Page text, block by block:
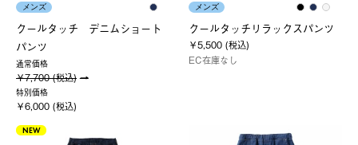
メンズ
クールタッチ デニムショート
パンツ
通常価格
￥7,700 (税込)
特別価格
￥6,000 (税込)
メンズ
クールタッチリラックスパンツ
￥5,500 (税込)
EC在庫なし
NEW